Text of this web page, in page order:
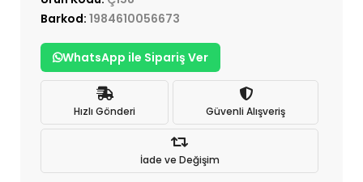
Barkod: 1984610056673
WhatsApp ile Sipariş Ver
Hızlı Gönderi Güvenli Alışveriş
İade ve Değişim